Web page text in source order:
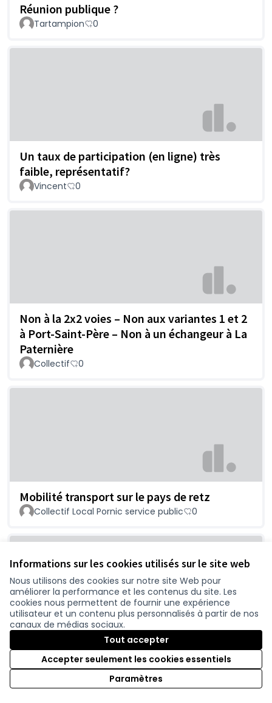
Informations sur les cookies utilisés sur le site web
Nous utilisons des cookies sur notre site Web pour
améliorer la performance et les contenus du site. Les
cookies nous permettent de fournir une expérience
utilisateur et un contenu plus personnalisés à partir de nos
canaux de médias sociaux.
Tout accepter
Accepter seulement les cookies essentiels
Paramètres
Réunion publique ?
Tartampion 0
Un taux de participation (en ligne) très
faible, représentatif?
Vincent 0
Non à la 2x2 voies – Non aux variantes 1 et 2
à Port-Saint-Père – Non à un échangeur à La
Paternière
Collectif 0
Mobilité transport sur le pays de retz
Collectif Local Pornic service public 0
Laeq, bruit de circulation automobile
perturbant de nos villes